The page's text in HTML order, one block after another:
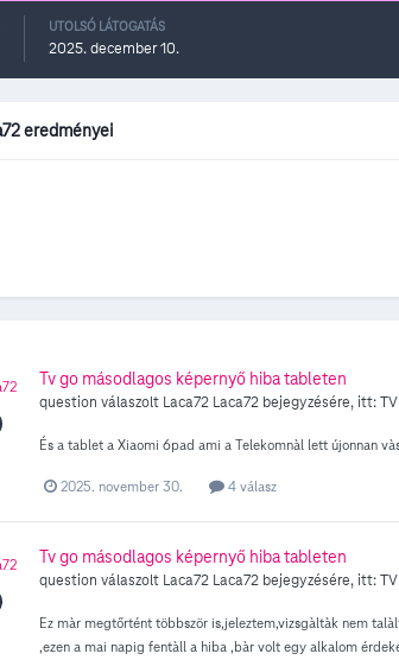
UTOLSÓ LÁTOGATÁS
2025. december 10.
eredményei
Tv go másodlagos képernyő hiba tableten
question válaszolt Laca72 Laca72 bejegyzésére, itt:
És a tablet a Xiaomi 6pad ami a Telekomnàl lett újonnan
2025. november 30. 4 válasz
Tv go másodlagos képernyő hiba tableten
question válaszolt Laca72 Laca72 bejegyzésére, itt:
Ez màr megtőrtént többször is,jeleztem,vizsgàltàk nem
,ezen a mai napig fentàll a hiba ,bàr volt egy alkalom